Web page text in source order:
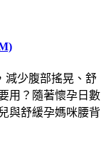
減少腹部搖晃、舒
用？隨著懷孕日數
與舒緩孕媽咪腰背